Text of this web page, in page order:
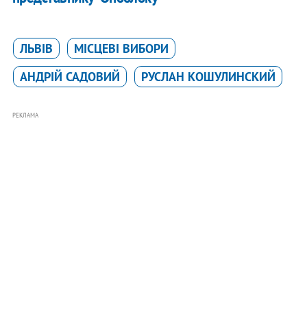
ЛЬВІВ
МІСЦЕВІ ВИБОРИ
АНДРІЙ САДОВИЙ
РУСЛАН КОШУЛИНСКИЙ
РЕКЛАМА